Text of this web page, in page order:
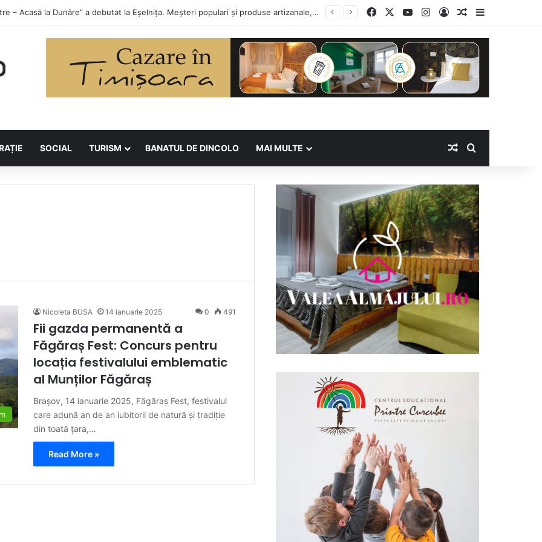
la Asociația BUNETI Facebook YouTubeInstagram
Log InRandom Article
SOCIAL TURISM BANATUL DE DINCOLO MAI MULTE Random Article
Nicoleta BUSA 14 ianuarie 2025 0 491
Fii gazda permanentă a
Făgăraș Fest: Concurs pentru
locația festivalului emblematic
al Munților Făgăraș
Brașov, 14 ianuarie 2025, Făgăraș Fest, festivalul
care adună an de an iubitorii de natură și tradiție
din toată țara,…
Read More »